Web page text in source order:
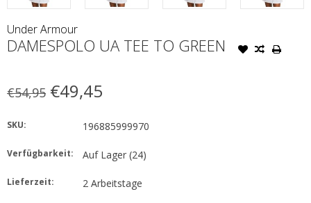
Under Armour
DAMESPOLO UA TEE TO GREEN
€54,95 €49,45
SKU: 196885999970
Verfügbarkeit: Auf Lager(24)
Lieferzeit: 2 Arbeitstage